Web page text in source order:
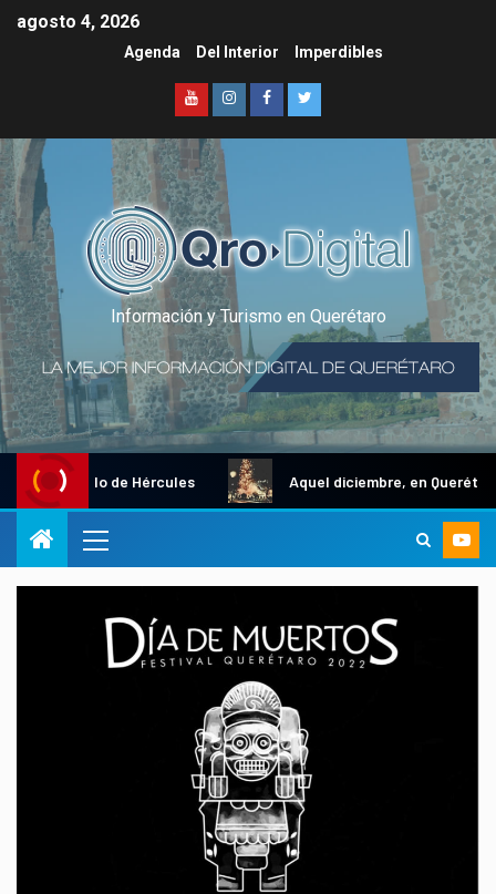
agosto 4, 2026
Agenda Del Interior Imperdibles
Información y Turismo en Querétaro
Gallo de Hércules Aquel diciembre, en Querétaro